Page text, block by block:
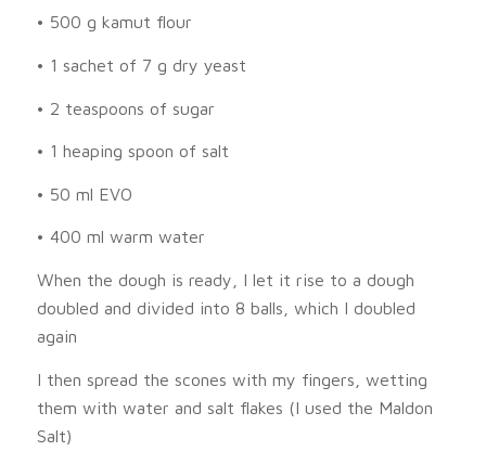
• 500 g kamut flour
• 1 sachet of 7 g dry yeast
• 2 teaspoons of sugar
• 1 heaping spoon of salt
• 50 ml EVO
• 400 ml warm water
When the dough is ready, I let it rise to a dough
doubled and divided into 8 balls, which I doubled
again
I then spread the scones with my fingers, wetting
them with water and salt flakes (I used the Maldon
Salt)